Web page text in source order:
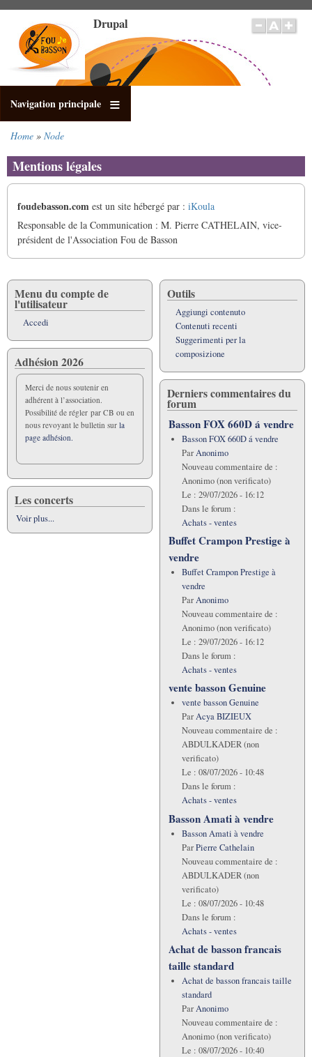
contenuto
principale
Drupal
Navigation principale
di
pane
Home Node
Mentions légales
foudebasson.com est un site hébergé par : iKoula
Responsable de la Communication : M. Pierre CATHELAIN, vice-
président de l'Association Fou de Basson
Menu du compte de
l'utilisateur
Accedi
Adhésion 2026
Merci de nous soutenir en
adhérent à l’association.
Possibilité de régler par CB ou en
nous revoyant le bulletin sur la
page adhésion.
Les concerts
Voir plus...
Outils
Aggiungi contenuto
Contenuti recenti
Suggerimenti per la
composizione
Derniers commentaires du
forum
Basson FOX 660D á vendre
Basson FOX 660D á vendre
ParAnonimo
Nouveau commentaire de :
Anonimo (non verificato)
Le : 29/07/2026 - 16:12
Dans le forum :
Achats - ventes
Buffet Crampon Prestige à
vendre
Buffet Crampon Prestige à
vendre
ParAnonimo
Nouveau commentaire de :
Anonimo (non verificato)
Le : 29/07/2026 - 16:12
Dans le forum :
Achats - ventes
vente basson Genuine
vente basson Genuine
ParAcya BIZIEUX
Nouveau commentaire de :
ABDULKADER (non
verificato)
Le : 08/07/2026 - 10:48
Dans le forum :
Achats - ventes
Basson Amati à vendre
Basson Amati à vendre
ParPierre Cathelain
Nouveau commentaire de :
ABDULKADER (non
verificato)
Le : 08/07/2026 - 10:48
Dans le forum :
Achats - ventes
Achat de basson francais
taille standard
Achat de basson francais taille
standard
ParAnonimo
Nouveau commentaire de :
Anonimo (non verificato)
Le : 08/07/2026 - 10:40